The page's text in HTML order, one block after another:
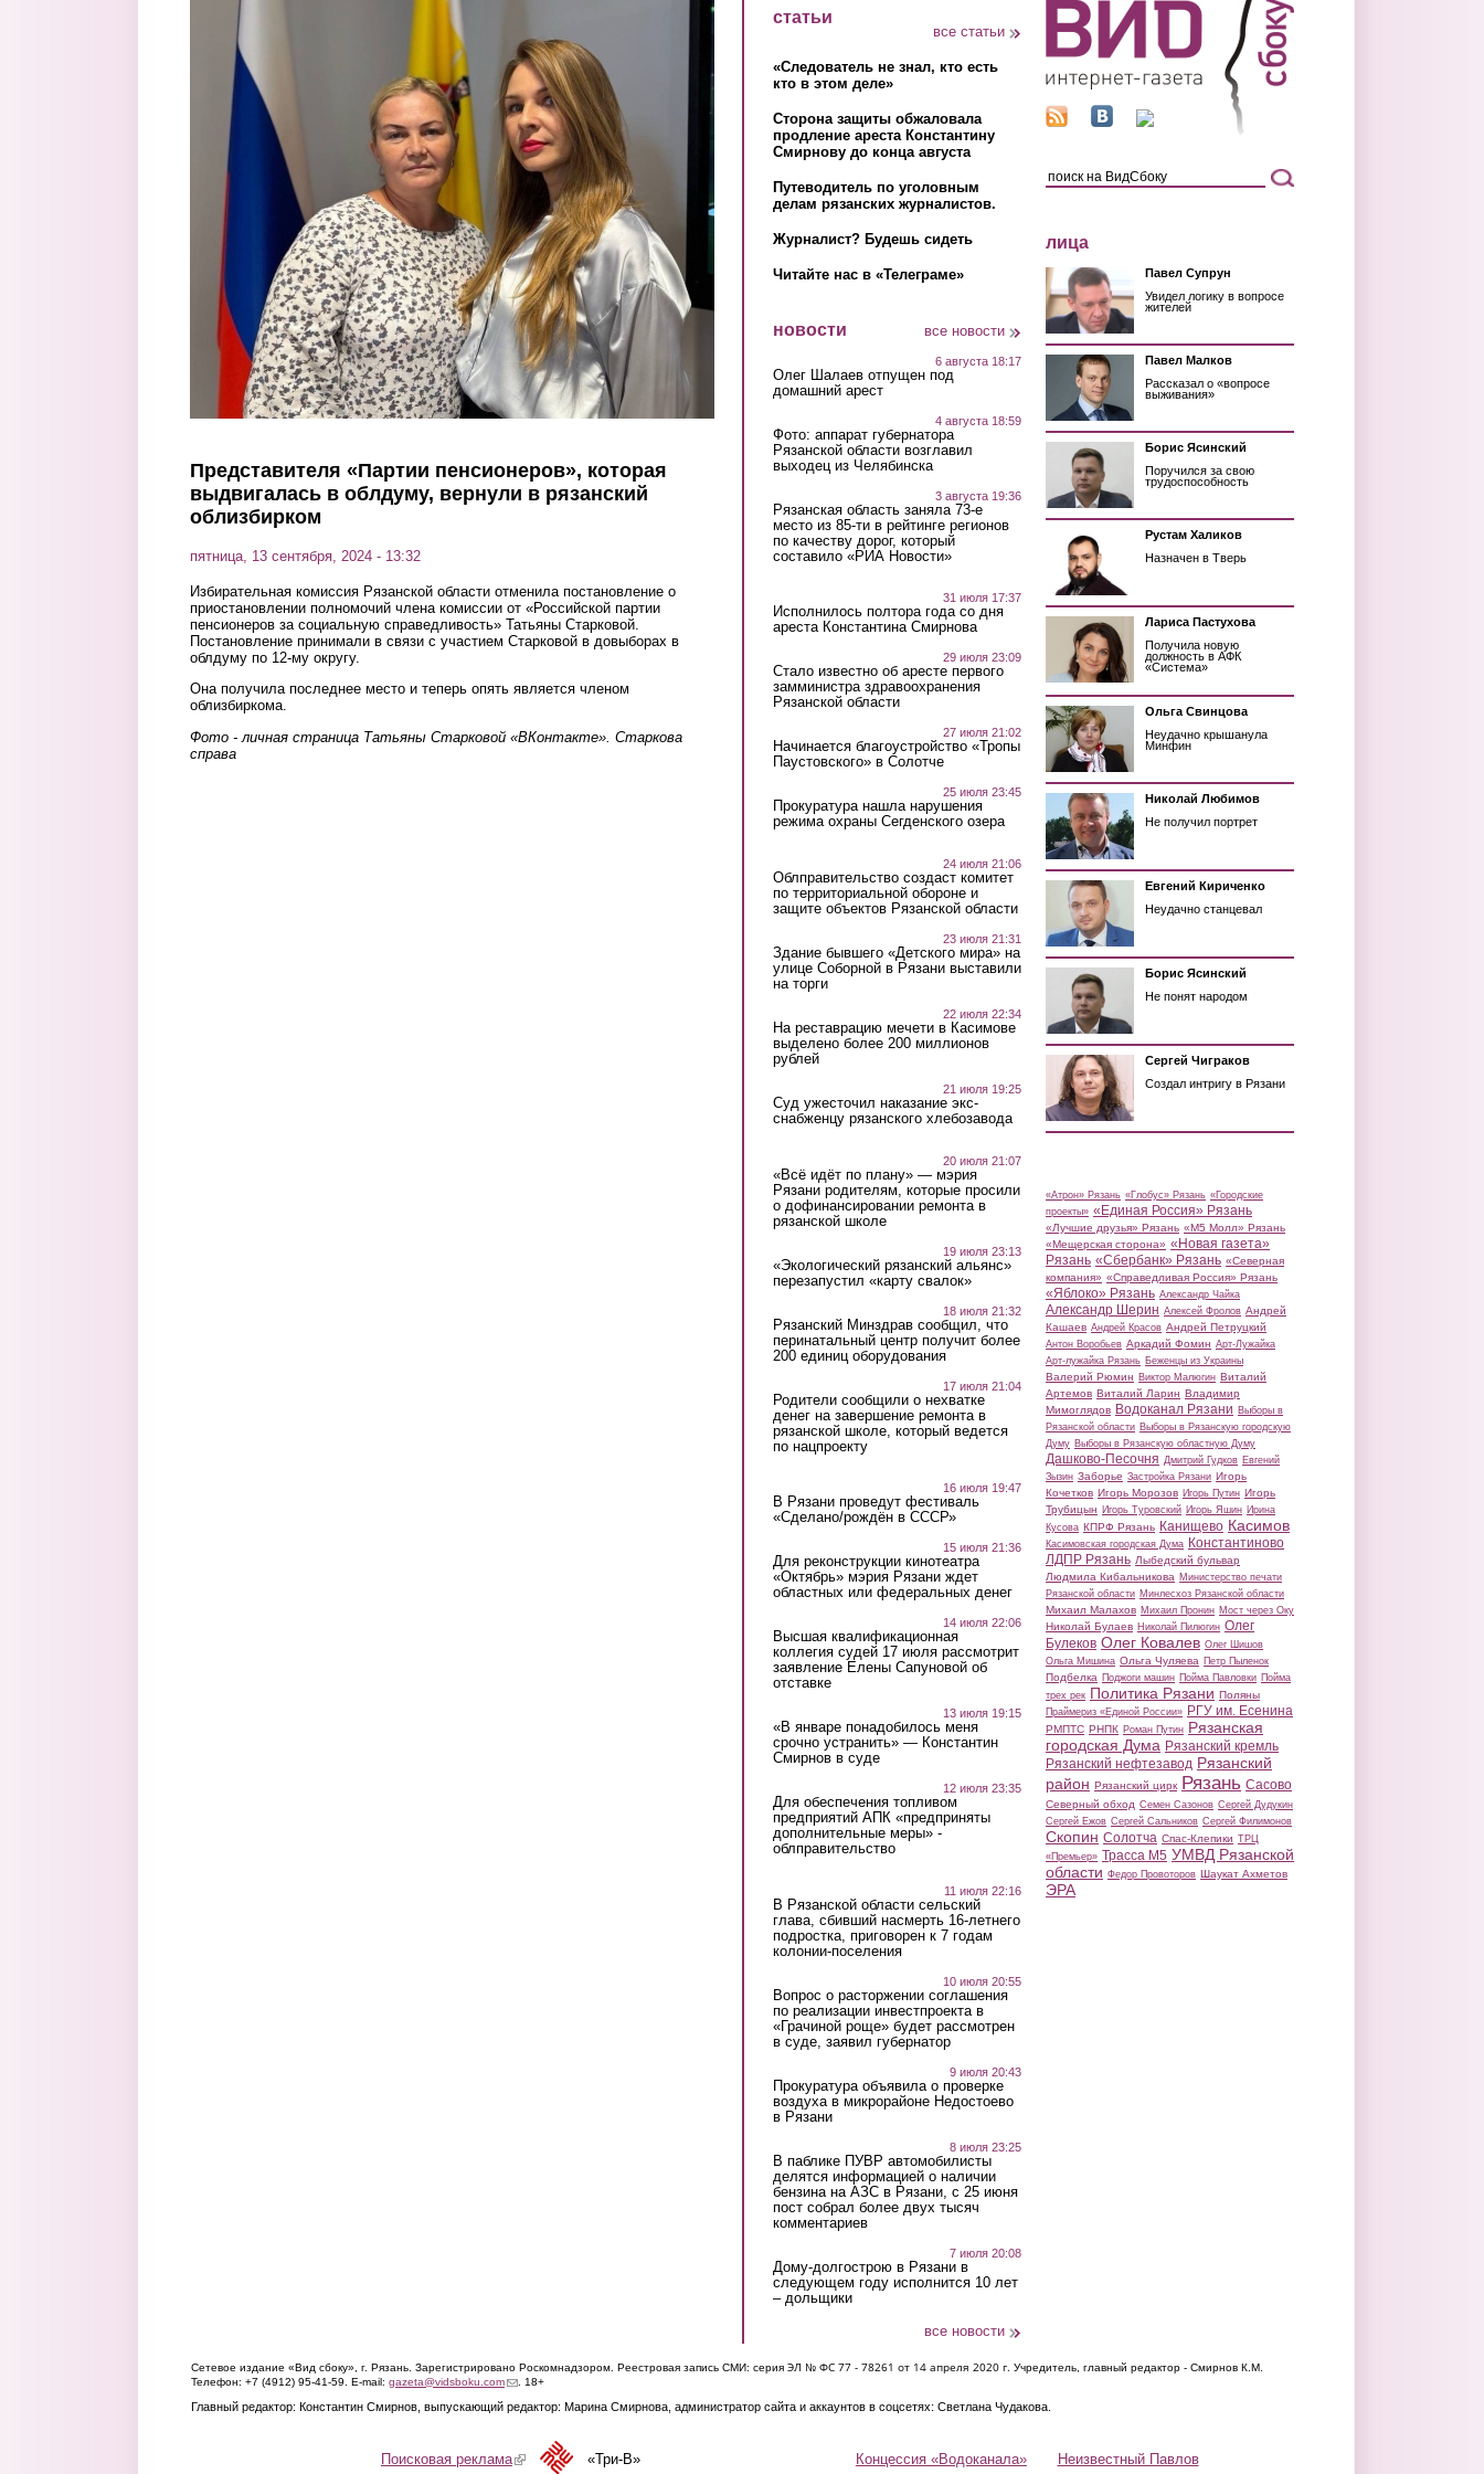
Представителя «Партии пенсионеров», которая
выдвигалась в облдуму, вернули в рязанский
облизбирком
пятница, 13 сентября, 2024 - 13:32
Избирательная комиссия Рязанской области отменила постановление о
приостановлении полномочий члена комиссии от «Российской партии
пенсионеров за социальную справедливость» Татьяны Старковой.
Постановление принимали в связи с участием Старковой в довыборах в
облдуму по 12-му округу.
Она получила последнее место и теперь опять является членом
облизбиркома.
Фото - личная страница Татьяны Старковой «ВКонтакте». Старкова
справа
статьи
все статьи
«Следователь не знал, кто есть
кто в этом деле»
Сторона защиты обжаловала
продление ареста Константину
Смирнову до конца августа
Путеводитель по уголовным
делам рязанских журналистов.
Журналист? Будешь сидеть
Читайте нас в «Телеграме»
новости все новости
6 августа 18:17
Олег Шалаев отпущен под
домашний арест
4 августа 18:59
Фото: аппарат губернатора
Рязанской области возглавил
выходец из Челябинска
3 августа 19:36
Рязанская область заняла 73-е
место из 85-ти в рейтинге регионов
по качеству дорог, который
составило «РИА Новости»
31 июля 17:37
Исполнилось полтора года со дня
ареста Константина Смирнова
29 июля 23:09
Стало известно об аресте первого
замминистра здравоохранения
Рязанской области
27 июля 21:02
Начинается благоустройство «Тропы
Паустовского» в Солотче
25 июля 23:45
Прокуратура нашла нарушения
режима охраны Сегденского озера
24 июля 21:06
Облправительство создаст комитет
по территориальной обороне и
защите объектов Рязанской области
23 июля 21:31
Здание бывшего «Детского мира» на
улице Соборной в Рязани выставили
на торги
22 июля 22:34
На реставрацию мечети в Касимове
выделено более 200 миллионов
рублей
21 июля 19:25
Суд ужесточил наказание экс-
снабженцу рязанского хлебозавода
20 июля 21:07
«Всё идёт по плану» — мэрия
Рязани родителям, которые просили
о дофинансировании ремонта в
рязанской школе
19 июля 23:13
«Экологический рязанский альянс»
перезапустил «карту свалок»
18 июля 21:32
Рязанский Минздрав сообщил, что
перинатальный центр получит более
200 единиц оборудования
17 июля 21:04
Родители сообщили о нехватке
денег на завершение ремонта в
рязанской школе, который ведется
по нацпроекту
16 июля 19:47
В Рязани проведут фестиваль
«Сделано/рождён в СССР»
15 июля 21:36
Для реконструкции кинотеатра
«Октябрь» мэрия Рязани ждет
областных или федеральных денег
14 июля 22:06
Высшая квалификационная
коллегия судей 17 июля рассмотрит
заявление Елены Сапуновой об
отставке
13 июля 19:15
«В январе понадобилось меня
срочно устранить» — Константин
Смирнов в суде
12 июля 23:35
Для обеспечения топливом
предприятий АПК «предприняты
дополнительные меры» -
облправительство
11 июля 22:16
В Рязанской области сельский
глава, сбивший насмерть 16-летнего
подростка, приговорен к 7 годам
колонии-поселения
10 июля 20:55
Вопрос о расторжении соглашения
по реализации инвестпроекта в
«Грачиной роще» будет рассмотрен
в суде, заявил губернатор
9 июля 20:43
Прокуратура объявила о проверке
воздуха в микрорайоне Недостоево
в Рязани
8 июля 23:25
В паблике ПУВР автомобилисты
делятся информацией о наличии
бензина на АЗС в Рязани, с 25 июня
пост собрал более двух тысяч
комментариев
7 июля 20:08
Дому-долгострою в Рязани в
следующем году исполнится 10 лет
– дольщики
все новости
лица
Павел Супрун
Увидел логику в вопросе
жителей
Павел Малков
Рассказал о «вопросе
выживания»
Борис Ясинский
Поручился за свою
трудоспособность
Рустам Халиков
Назначен в Тверь
Лариса Пастухова
Получила новую
должность в АФК
«Система»
Ольга Свинцова
Неудачно крышанула
Минфин
Николай Любимов
Не получил портрет
Евгений Кириченко
Неудачно станцевал
Борис Ясинский
Не понят народом
Сергей Чиграков
Создал интригу в Рязани
«Атрон» Рязань «Глобус» Рязань «Городские
проекты» «Единая Россия» Рязань
«Лучшие друзья» Рязань «М5 Молл» Рязань
«Мещерская сторона» «Новая газета»
Рязань «Сбербанк» Рязань «Северная
компания» «Справедливая Россия» Рязань
«Яблоко» Рязань Александр Чайка
Александр Шерин Алексей Фролов Андрей
Кашаев Андрей Красов Андрей Петруцкий
Антон Воробьев Аркадий Фомин Арт-Лужайка
Арт-лужайка Рязань Беженцы из Украины
Валерий Рюмин Виктор Малюгин Виталий
Артемов Виталий Ларин Владимир
Мимоглядов Водоканал Рязани Выборы в
Рязанской области Выборы в Рязанскую городскую
Думу Выборы в Рязанскую областную Думу
Дашково-Песочня Дмитрий Гудков Евгений
Зызин Заборье Застройка Рязани Игорь
Кочетков Игорь Морозов Игорь Путин Игорь
Трубицын Игорь Туровский Игорь Яшин Ирина
Кусова КПРФ Рязань Канищево Касимов
Касимовская городская Дума Константиново
ЛДПР Рязань Лыбедский бульвар
Людмила Кибальникова Министерство печати
Рязанской области Минлесхоз Рязанской области
Михаил Малахов Михаил Пронин Мост через Оку
Николай Булаев Николай Пилюгин Олег
Булеков Олег Ковалев Олег Шишов
Ольга Мишина Ольга Чуляева Петр Пыленок
Подбелка Поджоги машин Пойма Павловки Пойма
трех рек Политика Рязани Поляны
Праймериз «Единой России» РГУ им. Есенина
РМПТС РНПК Роман Путин Рязанская
городская Дума Рязанский кремль
Рязанский нефтезавод Рязанский
район Рязанский цирк Рязань Сасово
Северный обход Семен Сазонов Сергей Дудукин
Сергей Ежов Сергей Сальников Сергей Филимонов
Скопин Солотча Спас-Клепики ТРЦ
«Премьер» Трасса М5 УМВД Рязанской
области Федор Провоторов Шаукат Ахметов
ЭРА
Сетевое издание «Вид сбоку», г. Рязань. Зарегистрировано Роскомнадзором. Реестровая запись СМИ: серия ЭЛ № ФС 77 - 78261 от 14 апреля 2020 г. Учредитель, главный редактор - Смирнов К.М.
Телефон: +7 (4912) 95-41-59. E-mail: gazeta@vidsboku.com(link sends e-mail)
. 18+
Главный редактор: Константин Смирнов, выпускающий редактор: Марина Смирнова, администратор сайта и аккаунтов в соцсетях: Светлана Чудакова.
Концессия «Водоканала» Неизвестный Павлов
Поисковая реклама(link is external)«Три-В»